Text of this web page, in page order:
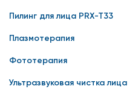
Пилинг для лица PRX-T33
Плазмотерапия
Фототерапия
Ультразвуковая чистка лица